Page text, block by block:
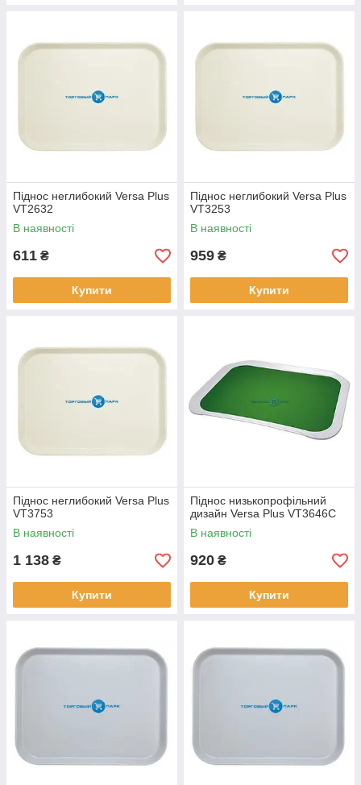
Піднос неглибокий Versa Plus
VT2632
В наявності
611 ₴
Купити
Піднос неглибокий Versa Plus
VT3253
В наявності
959 ₴
Купити
Піднос неглибокий Versa Plus
VT3753
В наявності
1 138 ₴
Купити
Піднос низькопрофільний
дизайн Versa Plus VT3646C
В наявності
920 ₴
Купити